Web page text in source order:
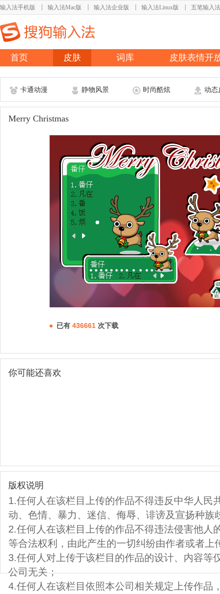
输入法手机版 输入法Mac版 输入法企业版 输入法Linux版 五笔输入法
首页 皮肤 词库 皮肤表情开
卡通动漫 静物风景 时尚酷炫 动态
Merry Christmas
已有 436661 次下载
你可能还喜欢
版权说明
1.任何人在该栏目上传的作品不得违反中华人民
动、色情、暴力、迷信、侮辱、诽谤及宣扬种族
2.任何人在该栏目上传的作品不得违法侵害他人
等合法权利，由此产生的一切纠纷由作者或者上
3.任何人对上传于该栏目的作品的设计、内容等
公司无关；
4.任何人在该栏目依照本公司相关规定上传作品